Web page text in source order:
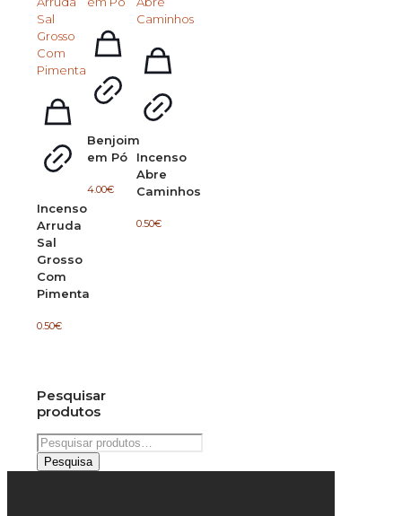
Incenso
Arruda
Sal
Grosso
Com
Pimenta
0.50€
Benjoim
em Pó
4.00€
Incenso
Abre
Caminhos
0.50€
Pesquisar
produtos
Pesquisar
por:
Pesquisa